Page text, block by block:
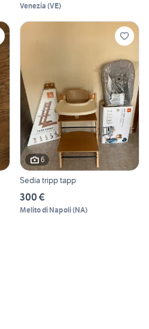
Venezia (VE)
6
Sedia tripp tapp
300 €
Melito di Napoli(NA)